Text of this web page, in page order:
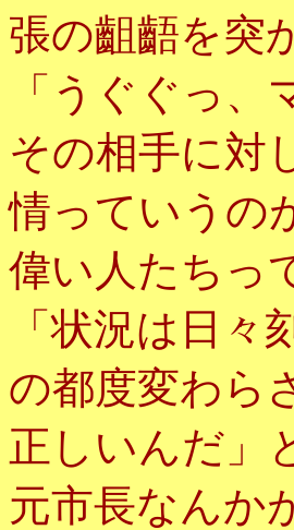
張の齟齬を突
「うぐぐっ
その相手に対
情っていうの
偉い人たちっ
「状況は日
の都度変わら
正しいんだ」
元市長なんか